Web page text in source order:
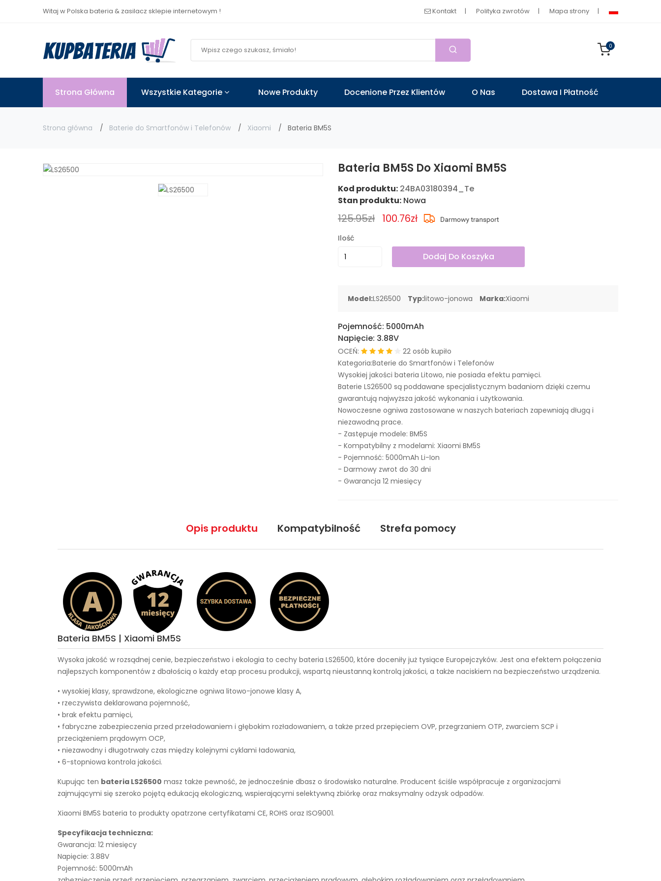
Witaj w Polska bateria & zasilacz sklepie internetowym ! Kontakt Polityka zwrotów Mapa strony
0
Strona Główna Wszystkie Kategorie Nowe Produkty Docenione Przez Klientów O Nas Dostawa I Płatność
Strona główna Baterie do Smartfonów i Telefonów Xiaomi Bateria BM5S
Bateria BM5S Do Xiaomi BM5S
Kod produktu: 24BA03180394_Te
Stan produktu: Nowa
125.95zł 100.76zł
Ilość
Dodaj Do Koszyka
Model:LS26500 Typ:litowo-jonowa Marka:Xiaomi
Pojemność: 5000mAh
Napięcie: 3.88V
OCEŃ:
22 osób kupiło
Kategoria:Baterie do Smartfonów i Telefonów
Wysokiej jakości bateria Litowo, nie posiada efektu pamięci.
Baterie LS26500 są poddawane specjalistycznym badaniom dzięki czemu
gwarantują najwyższa jakość wykonania i użytkowania.
Nowoczesne ogniwa zastosowane w naszych bateriach zapewniają długą i
niezawodną prace.
- Zastępuje modele: BM5S
- Kompatybilny z modelami: Xiaomi BM5S
- Pojemność: 5000mAh Li-Ion
- Darmowy zwrot do 30 dni
- Gwarancja 12 miesięcy
Opis produktu Kompatybilność Strefa pomocy
Bateria BM5S | Xiaomi BM5S
Wysoka jakość w rozsądnej cenie, bezpieczeństwo i ekologia to cechy bateria LS26500, które doceniły już tysiące Europejczyków. Jest ona efektem połączenia
najlepszych komponentów z dbałością o każdy etap procesu produkcji, wspartą nieustanną kontrolą jakości, a także naciskiem na bezpieczeństwo urządzenia.
• wysokiej klasy, sprawdzone, ekologiczne ogniwa litowo-jonowe klasy A,
• rzeczywista deklarowana pojemność,
• brak efektu pamięci,
• fabryczne zabezpieczenia przed przeładowaniem i głębokim rozładowaniem, a także przed przepięciem OVP, przegrzaniem OTP, zwarciem SCP i
przeciążeniem prądowym OCP,
• niezawodny i długotrwały czas między kolejnymi cyklami ładowania,
• 6-stopniowa kontrola jakości.
Kupując ten bateria LS26500 masz także pewność, że jednocześnie dbasz o środowisko naturalne. Producent ściśle współpracuje z organizacjami
zajmującymi się szeroko pojętą edukacją ekologiczną, wspierającymi selektywną zbiórkę oraz maksymalny odzysk odpadów.
Xiaomi BM5S bateria to produkty opatrzone certyfikatami CE, ROHS oraz ISO9001.
Specyfikacja techniczna:
Gwarancja: 12 miesięcy
Napięcie: 3.88V
Pojemność: 5000mAh